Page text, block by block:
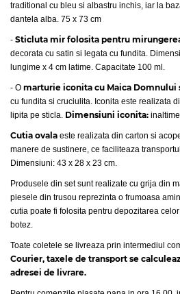
traditional cu bleu si albastru inchis, iar la
dantela alba. 75 x 73 cm
- Sticluta mir folosita pentru
decorata cu satin si legata cu fundita.
lungime x 4 cm latime. Capacitate 100 ml.
- O marturie iconita cu Maica Domnului
cu fundita si cruciulita. Iconita este realizata
lipita pe sticla. Dimensiuni iconita:
Cutia ovala este realizata din carton si
manere de sustinere, ce faciliteaza
Dimensiuni: 43 x 28 x 23 cm.
Produsele din set sunt realizate cu grija din
piesele din trusou reprezinta o frumoasa
cutia poate fi folosita pentru depozitarea
botez.
Toate coletele se livreaza prin intermediul
Courier, taxele de transport se
adresei de livrare.